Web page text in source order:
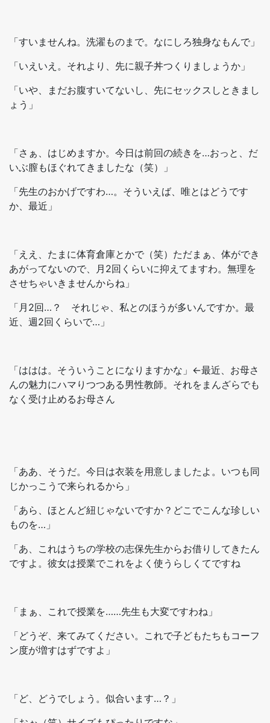
「すいませんね。洗濯ものまで。なにしろ独身なもんで」
「いえいえ。それより、先に親子丼つくりましょうか」
「いや、まだお腹すいてないし、先にセックスしときまし
ょう」
「さぁ、はじめますか。今日は前回の続きを…おっと、だ
いぶ膣もほぐれてきましたな（笑）」
「先生のおかげですわ…。そういえば、唯とはどうです
か、最近」
「ええ、たまに体育倉庫とかで（笑）ただまぁ、体ができ
あがってないので、月2回くらいに抑えてますわ。無理を
させちゃいきませんからね」
「月2回…？ それじゃ、私とのほうが多いんですか。最
近、週2回くらいで…」
「ははは。そういうことになりますかな」←最近、お母さ
んの魅力にハマりつつある男性教師。それをまんざらでも
なく受け止めるお母さん
「ああ、そうだ。今日は衣装を用意しましたよ。いつも同
じかっこうで来られるから」
「あら、ほとんど紐じゃないですか？どこでこんな珍しい
ものを…」
「あ、これはうちの学校の志保先生からお借りしてきたん
ですよ。彼女は授業でこれをよく使うらしくてですね
「まぁ、これで授業を……先生も大変ですわね」
「どうぞ、来てみてください。これで子どもたちもコーフ
ン度が増すはずですよ」
「ど、どうでしょう。似合います…？」